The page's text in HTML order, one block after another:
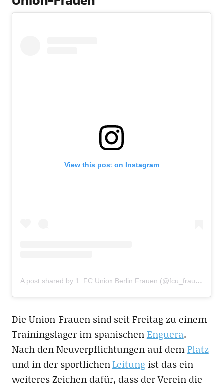
View this post on Instagram
A post shared by 1. FC Union Berlin Frauen (@fcu_frauen)
Die Union-Frauen sind seit Freitag zu einem
Trainingslager im spanischenEnguera.
Nach den Neuverpflichtungen auf demPlatz
und in der sportlichenLeitungist das ein
weiteres Zeichen dafür, dass der Verein die